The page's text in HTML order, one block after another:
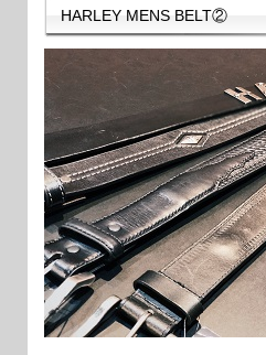
HARLEY MENS BELT②